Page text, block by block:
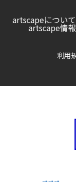
artscapeについて
artscape情
利用